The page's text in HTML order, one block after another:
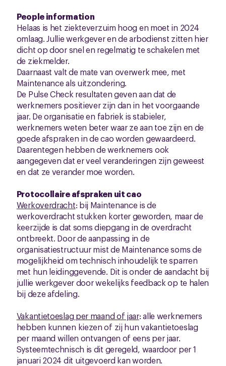
People information
Helaas is het ziekteverzuim hoog en moet in 2024
omlaag. Jullie werkgever en de arbodienst zitten hier
dicht op door snel en regelmatig te schakelen met
de ziekmelder.
Daarnaast valt de mate van overwerk mee, met
Maintenance als uitzondering.
De Pulse Check resultaten geven aan dat de
werknemers positiever zijn dan in het voorgaande
jaar. De organisatie en fabriek is stabieler,
werknemers weten beter waar ze aan toe zijn en de
goede afspraken in de cao worden gewaardeerd.
Daarentegen hebben de werknemers ook
aangegeven dat er veel veranderingen zijn geweest
en dat ze verander moe worden.
Protocollaire afspraken uit cao
Werkoverdracht: bij Maintenance is de
werkoverdracht stukken korter geworden, maar de
keerzijde is dat soms diepgang in de overdracht
ontbreekt. Door de aanpassing in de
organisatiestructuur mist de Maintenance soms de
mogelijkheid om technisch inhoudelijk te sparren
met hun leidinggevende. Dit is onder de aandacht bij
jullie werkgever door wekelijks feedback op te halen
bij deze afdeling.
Vakantietoeslag per maand of jaar: alle werknemers
hebben kunnen kiezen of zij hun vakantietoeslag
per maand willen ontvangen of eens per jaar.
Systeemtechnisch is dit geregeld, waardoor per 1
januari 2024 dit uitgevoerd kan worden.